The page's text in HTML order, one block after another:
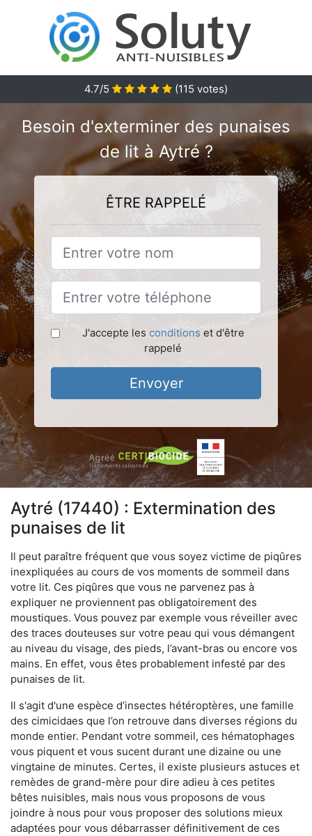
4.7/5 (115 votes)
Besoin d'exterminer des punaises
de lit à Aytré ?
ÊTRE RAPPELÉ
J'accepte les conditions et d'être
rappelé
Envoyer
Aytré (17440) : Extermination des
punaises de lit
Il peut paraître fréquent que vous soyez victime de piqûres
inexpliquées au cours de vos moments de sommeil dans
votre lit. Ces piqûres que vous ne parvenez pas à
expliquer ne proviennent pas obligatoirement des
moustiques. Vous pouvez par exemple vous réveiller avec
des traces douteuses sur votre peau qui vous démangent
au niveau du visage, des pieds, l’avant-bras ou encore vos
mains. En effet, vous êtes probablement infesté par des
punaises de lit.
Il s'agit d'une espèce d’insectes hétéroptères, une famille
des cimicidaes que l’on retrouve dans diverses régions du
monde entier. Pendant votre sommeil, ces hématophages
vous piquent et vous sucent durant une dizaine ou une
vingtaine de minutes. Certes, il existe plusieurs astuces et
remèdes de grand-mère pour dire adieu à ces petites
bêtes nuisibles, mais nous vous proposons de vous
joindre à nous pour vous proposer des solutions mieux
adaptées pour vous débarrasser définitivement de ces